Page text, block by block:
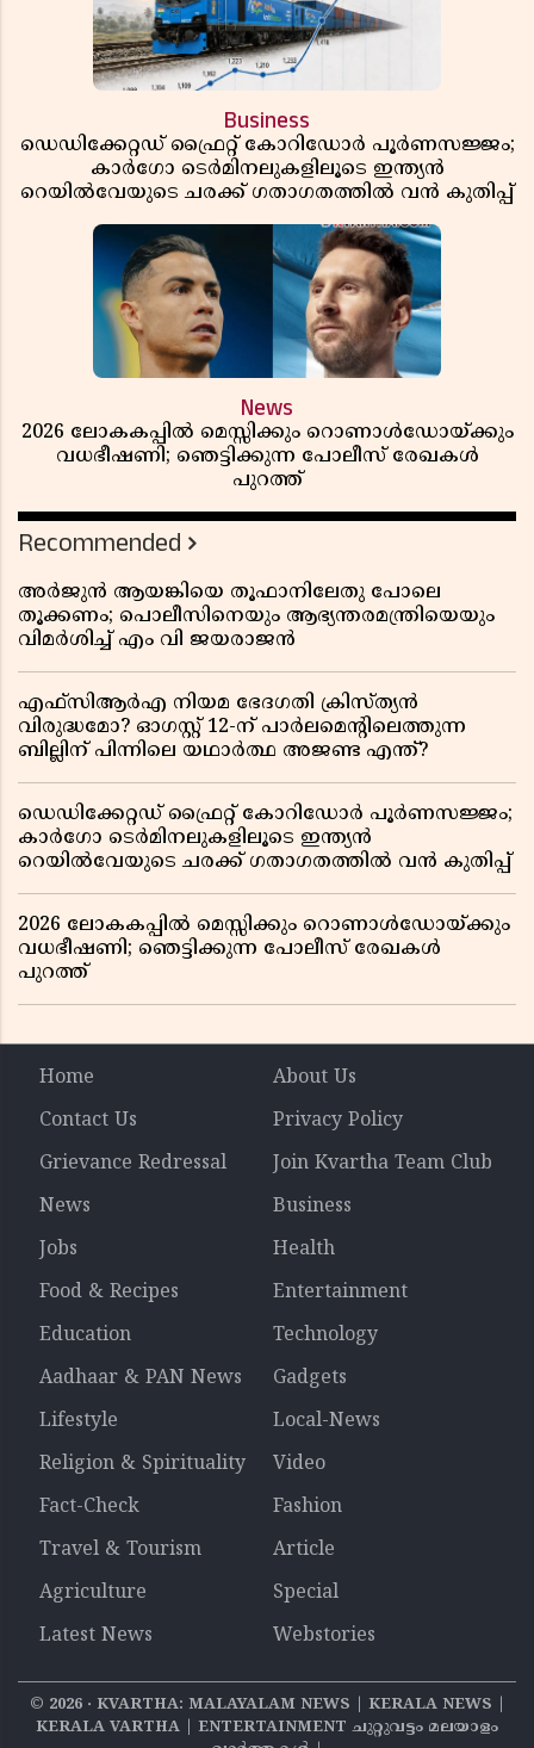
Business
ഡെഡിക്കേറ്റഡ് ഫ്രൈറ്റ് കോറിഡോർ പൂർണസജ്ജം;
കാർഗോ ടെർമിനലുകളിലൂടെ ഇന്ത്യൻ
റെയിൽവേയുടെ ചരക്ക് ഗതാഗതത്തിൽ വൻ കുതിപ്പ്
News
2026 ലോകകപ്പിൽ മെസ്സിക്കും റൊണാൾഡോയ്ക്കും
വധഭീഷണി; ഞെട്ടിക്കുന്ന പോലീസ് രേഖകൾ
പുറത്ത്
Recommended
അർജുൻ ആയങ്കിയെ തൂഫാനിലേതു പോലെ
തൂക്കണം; പൊലീസിനെയും ആഭ്യന്തരമന്ത്രിയെയും
വിമർശിച്ച് എം വി ജയരാജൻ
എഫ്സിആർഎ നിയമ ഭേദഗതി ക്രിസ്ത്യൻ
വിരുദ്ധമോ? ഓഗസ്റ്റ് 12-ന് പാർലമെന്റിലെത്തുന്ന
ബില്ലിന് പിന്നിലെ യഥാർത്ഥ അജണ്ട എന്ത്?
ഡെഡിക്കേറ്റഡ് ഫ്രൈറ്റ് കോറിഡോർ പൂർണസജ്ജം;
കാർഗോ ടെർമിനലുകളിലൂടെ ഇന്ത്യൻ
റെയിൽവേയുടെ ചരക്ക് ഗതാഗതത്തിൽ വൻ കുതിപ്പ്
2026 ലോകകപ്പിൽ മെസ്സിക്കും റൊണാൾഡോയ്ക്കും
വധഭീഷണി; ഞെട്ടിക്കുന്ന പോലീസ് രേഖകൾ
പുറത്ത്
Home
About Us
Contact Us
Privacy Policy
Grievance Redressal
Join Kvartha Team Club
News
Business
Jobs
Health
Food & Recipes
Entertainment
Education
Technology
Aadhaar & PAN News
Gadgets
Lifestyle
Local-News
Religion & Spirituality
Video
Fact-Check
Fashion
Travel & Tourism
Article
Agriculture
Special
Latest News
Webstories
© 2026‧ KVARTHA: MALAYALAM NEWS | KERALA NEWS |
KERALA VARTHA | ENTERTAINMENT ചുറ്റുവട്ടം മലയാളം